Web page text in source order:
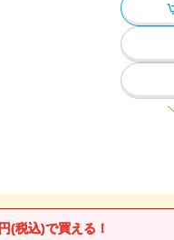
円(税込)で買える！